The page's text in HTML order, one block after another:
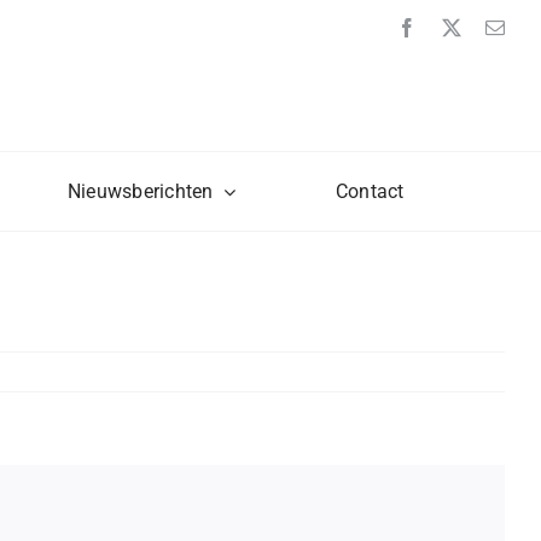
Nieuwsberichten Contact